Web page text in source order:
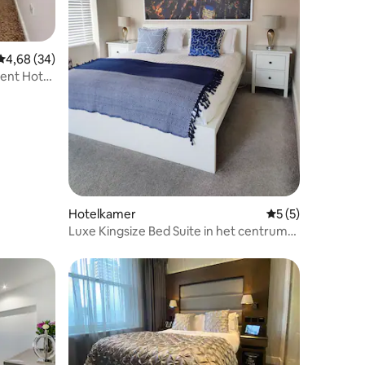
beoordeling van 4,68 uit 5, 34 recensies
4,68 (34)
Hotel
Hotelkamer Gemiddelde
5 (5)
Luxe Kingsize Bed Suite in het centrum